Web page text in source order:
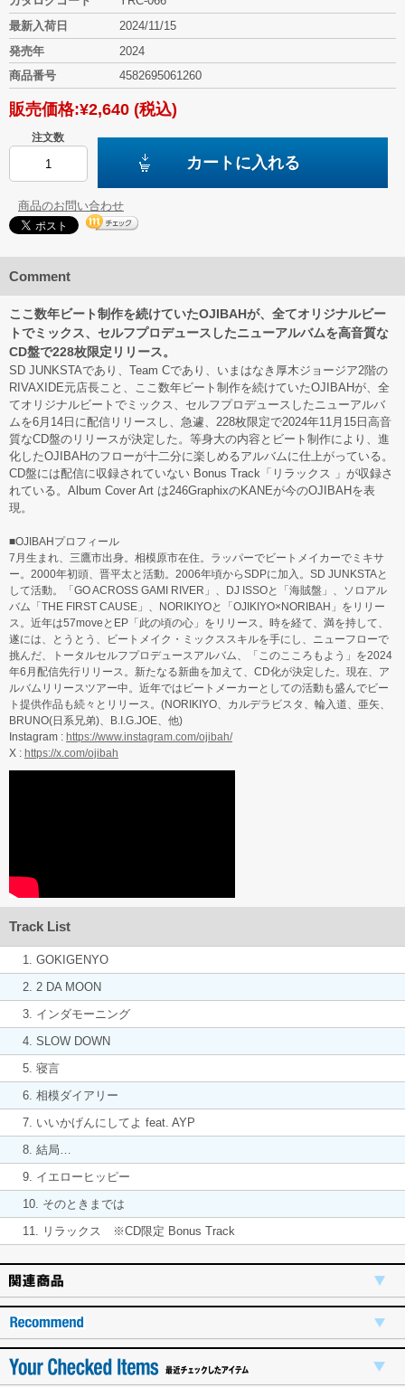
最新入荷日
2024/11/15
発売年
2024
商品番号
4582695061260
販売価格:¥2,640 (税込)
注文数
カートに入れる
商品のお問い合わせ
Comment
ここ数年ビート制作を続けていたOJIBAHが、全てオリジナルビー
トでミックス、セルフプロデュースしたニューアルバムを高音質な
CD盤で228枚限定リリース。
SD JUNKSTAであり、Team Cであり、いまはなき厚木ジョージア2階の
RIVAXIDE元店長こと、ここ数年ビート制作を続けていたOJIBAHが、全
てオリジナルビートでミックス、セルフプロデュースしたニューアルバ
ムを6月14日に配信リリースし、急遽、228枚限定で2024年11月15日高音
質なCD盤のリリースが決定した。等身大の内容とビート制作により、進
化したOJIBAHのフローが十二分に楽しめるアルバムに仕上がっている。
CD盤には配信に収録されていない Bonus Track「リラックス 」が収録さ
れている。Album Cover Art は246GraphixのKANEが今のOJIBAHを表
現。
■OJIBAHプロフィール
7月生まれ、三鷹市出身。相模原市在住。ラッパーでビートメイカーでミキサ
ー。2000年初頭、晋平太と活動。2006年頃からSDPに加入。SD JUNKSTAと
して活動。「GO ACROSS GAMI RIVER」、DJ ISSOと「海賊盤」、ソロアル
バム「THE FIRST CAUSE」、NORIKIYOと「OJIKIYO×NORIBAH」をリリー
ス。近年は57moveとEP「此の頃の心」をリリース。時を経て、満を持して、
遂には、とうとう、ビートメイク・ミックススキルを手にし、ニューフローで
挑んだ、トータルセルフプロデュースアルバム、「このこころもよう」を2024
年6月配信先行リリース。新たなる新曲を加えて、CD化が決定した。現在、ア
ルバムリリースツアー中。近年ではビートメーカーとしての活動も盛んでビー
ト提供作品も続々とリリース。(NORIKIYO、カルデラビスタ、輪入道、亜矢、
BRUNO(日系兄弟)、B.I.G.JOE、他)
Instagram : https://www.instagram.com/ojibah/
X : https://x.com/ojibah
Track List
1. GOKIGENYO
2. 2 DA MOON
3. インダモーニング
4. SLOW DOWN
5. 寝言
6. 相模ダイアリー
7. いいかげんにしてよ feat. AYP
8. 結局…
9. イエローヒッピー
10. そのときまでは
11. リラックス ※CD限定 Bonus Track